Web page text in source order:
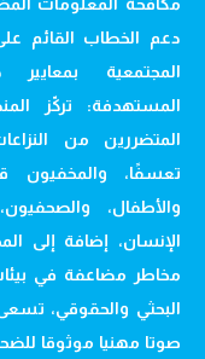
دعم الخطاب القائم
المجتمعية
المستهدفة: تركّز
المتضررين من
تعسفًا، والمخفيون
والأطفال،
الإنسان، إضافة إلى
مخاطر مضاعفة في
البحثي والحقوقي،
صوتا مهنيا موثوقا